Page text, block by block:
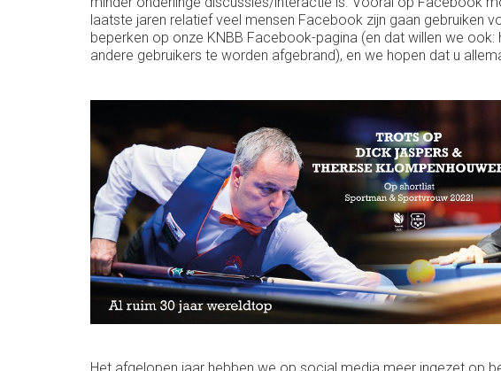
laatste jaren relatief veel mensen Facebook zijn gaan gebruiken
beperken op onze KNBB Facebook-pagina (en dat willen we
andere gebruikers te worden afgebrand), en we hopen dat u